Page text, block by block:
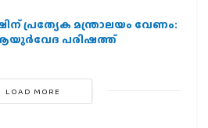
പ്രത്യേക മന്ത്രാലയം വേണം:
പരിഷത്ത്
LOAD MORE